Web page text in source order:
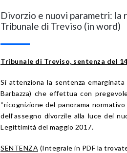
Divorzio e nuovi parametri: la
Tribunale di Treviso (in word)
Tribunale di Treviso, sentenza del
Si attenziona la sentenza
Barbazza) che effettua con
“ricognizione del panorama
dell’assegno divorzile alla luce dei
Legittimità del maggio 2017.
SENTENZA (Integrale in PDF la